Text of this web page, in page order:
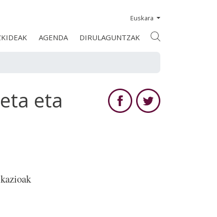
Euskara
AGENDA DIRULAGUNTZAK
eta